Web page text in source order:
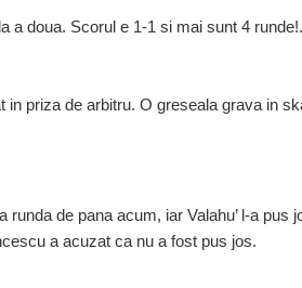
a doua. Scorul e 1-1 si mai sunt 4 runde!.
in priza de arbitru. O greseala grava in
de pana acum, iar Valahu’ l-a pus
a acuzat ca nu a fost pus jos.